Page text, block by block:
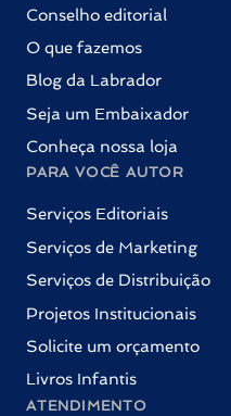
Conselho editorial
O que fazemos
Blog da Labrador
Seja um Embaixador
Conheça nossa loja
PARA VOCÊ AUTOR
Serviços Editoriais
Serviços de Marketing
Serviços de Distribuição
Projetos Institucionais
Solicite um orçamento
Livros Infantis
ATENDIMENTO